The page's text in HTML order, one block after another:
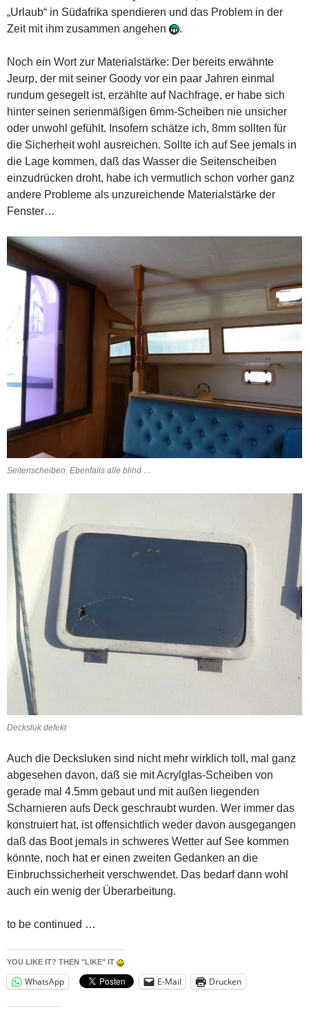
„Urlaub“ in Südafrika spendieren und das Problem in der
Zeit mit ihm zusammen angehen
.
Noch ein Wort zur Materialstärke: Der bereits erwähnte
Jeurp, der mit seiner Goody vor ein paar Jahren einmal
rundum gesegelt ist, erzählte auf Nachfrage, er habe sich
hinter seinen serienmäßigen 6mm-Scheiben nie unsicher
oder unwohl gefühlt. Insofern schätze ich, 8mm sollten für
die Sicherheit wohl ausreichen. Sollte ich auf See jemals in
die Lage kommen, daß das Wasser die Seitenscheiben
einzudrücken droht, habe ich vermutlich schon vorher ganz
andere Probleme als unzureichende Materialstärke der
Fenster…
Seitenscheiben. Ebenfalls alle blind …
Decksluk defekt
Auch die Decksluken sind nicht mehr wirklich toll, mal ganz
abgesehen davon, daß sie mit Acrylglas-Scheiben von
gerade mal 4.5mm gebaut und mit außen liegenden
Scharnieren aufs Deck geschraubt wurden. Wer immer das
konstruiert hat, ist offensichtlich weder davon ausgegangen
daß das Boot jemals in schweres Wetter auf See kommen
könnte, noch hat er einen zweiten Gedanken an die
Einbruchssicherheit verschwendet. Das bedarf dann wohl
auch ein wenig der Überarbeitung.
to be continued …
YOU LIKE IT? THEN "LIKE" IT
WhatsApp E-Mail Drucken